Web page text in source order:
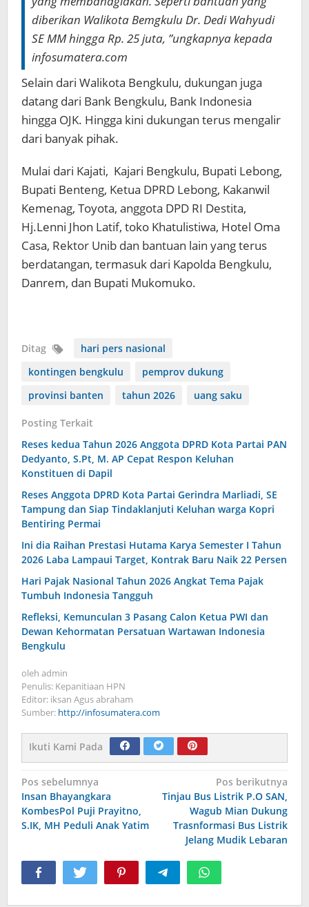
diberikan Walikota Bemgkulu Dr. Dedi Wahyudi
SE MM hingga Rp. 25 juta, ”ungkapnya kepada
infosumatera.com
Selain dari Walikota Bengkulu, dukungan juga
datang dari Bank Bengkulu, Bank Indonesia
hingga OJK. Hingga kini dukungan terus mengalir
dari banyak pihak.
Mulai dari Kajati, Kajari Bengkulu, Bupati Lebong,
Bupati Benteng, Ketua DPRD Lebong, Kakanwil
Kemenag, Toyota, anggota DPD RI Destita,
Hj.Lenni Jhon Latif, toko Khatulistiwa, Hotel Oma
Casa, Rektor Unib dan bantuan lain yang terus
berdatangan, termasuk dari Kapolda Bengkulu,
Danrem, dan Bupati Mukomuko.
Ditag
hari pers nasional
kontingen bengkulu
pemprov dukung
provinsi banten
tahun 2026 uang saku
Posting Terkait
Reses kedua Tahun 2026 Anggota DPRD Kota Partai PAN
Dedyanto, S.Pt, M. AP Cepat Respon Keluhan
Konstituen di Dapil
Reses Anggota DPRD Kota Partai Gerindra Marliadi, SE
Tampung dan Siap Tindaklanjuti Keluhan warga Kopri
Bentiring Permai
Ini dia Raihan Prestasi Hutama Karya Semester I Tahun
2026 Laba Lampaui Target, Kontrak Baru Naik 22 Persen
Hari Pajak Nasional Tahun 2026 Angkat Tema Pajak
Tumbuh Indonesia Tangguh
Refleksi, Kemunculan 3 Pasang Calon Ketua PWI dan
Dewan Kehormatan Persatuan Wartawan Indonesia
Bengkulu
oleh admin
Penulis: Kepanitiaan HPN
Editor: iksan Agus abraham
Sumber: http://infosumatera.com
Ikuti Kami Pada
Navigasi
pos
Pos sebelumnya
Insan Bhayangkara
KombesPol Puji Prayitno,
S.IK, MH Peduli Anak Yatim
Pos berikutnya
Tinjau Bus Listrik P.O SAN,
Wagub Mian Dukung
Trasnformasi Bus Listrik
Jelang Mudik Lebaran